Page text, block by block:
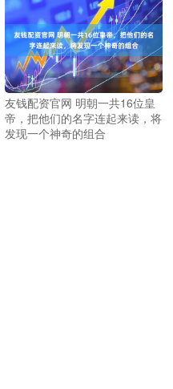
友钱配资官网 明朝一共16位皇
帝，把他们的名字连起来读，将
发现一个神奇的组合